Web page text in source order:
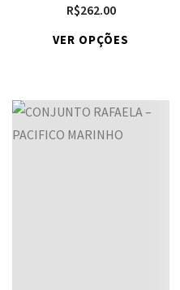
R$262.00
VER OPÇÕES